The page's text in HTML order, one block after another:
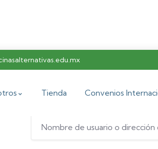
Tienda Convenios
Hi, Welcome back!